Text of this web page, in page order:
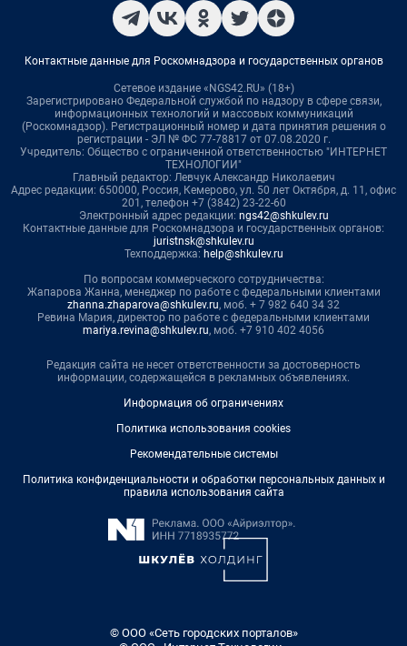
Контактные данные для Роскомнадзора и государственных органов
Сетевое издание «NGS42.RU» (18+)
Зарегистрировано Федеральной службой по надзору в сфере связи,
информационных технологий и массовых коммуникаций
(Роскомнадзор). Регистрационный номер и дата принятия решения о
регистрации - ЭЛ № ФС 77-78817 от 07.08.2020 г.
Учредитель: Общество с ограниченной ответственностью "ИНТЕРНЕТ
ТЕХНОЛОГИИ"
Главный редактор: Левчук Александр Николаевич
Адрес редакции: 650000, Россия, Кемерово, ул. 50 лет Октября, д. 11, офис
201, телефон +7 (3842) 23-22-60
Электронный адрес редакции: ngs42@shkulev.ru
Контактные данные для Роскомнадзора и государственных органов:
juristnsk@shkulev.ru
Техподдержка: help@shkulev.ru
По вопросам коммерческого сотрудничества:
Жапарова Жанна, менеджер по работе с федеральными клиентами
zhanna.zhaparova@shkulev.ru, моб. + 7 982 640 34 32
Ревина Мария, директор по работе с федеральными клиентами
mariya.revina@shkulev.ru, моб. +7 910 402 4056
Редакция сайта не несет ответственности за достоверность
информации, содержащейся в рекламных объявлениях.
Информация об ограничениях
Политика использования cookies
Рекомендательные системы
Политика конфиденциальности и обработки персональных данных и
правила использования сайта
© ООО «Сеть городских порталов»